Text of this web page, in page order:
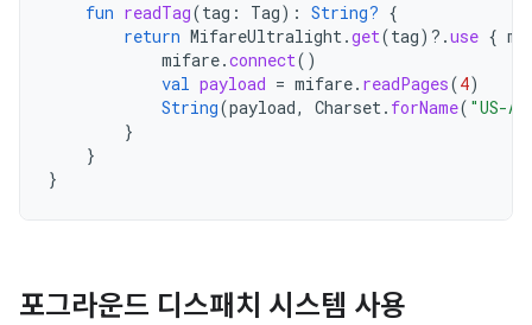
fun readTag(tag : Tag): String? {
return MifareUltralight.get(tag) ?.use {
mifare.connect()
val payload = mifare. readPages(4)
String(payload, Charset. forName( "US-
}
}
}
포그라운드 디스패치 시스템 사용